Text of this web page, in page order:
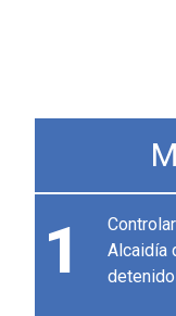
1
Alcaidía